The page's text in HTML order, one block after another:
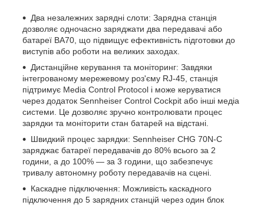
Два незалежних зарядні слоти: Зарядна станція
дозволяє одночасно заряджати два передавачі або
батареї BA70, що підвищує ефективність підготовки до
виступів або роботи на великих заходах.
Дистанційне керування та моніторинг: Завдяки
інтегрованому мережевому роз'єму RJ-45, станція
підтримує Media Control Protocol і може керуватися
через додаток Sennheiser Control Cockpit або інші медіа
системи. Це дозволяє зручно контролювати процес
зарядки та моніторити стан батарей на відстані.
Швидкий процес зарядки: Sennheiser CHG 70N-C
заряджає батареї передавачів до 80% всього за 2
години, а до 100% — за 3 години, що забезпечує
тривалу автономну роботу передавачів на сцені.
Каскадне підключення: Можливість каскадного
підключення до 5 зарядних станцій через один блок